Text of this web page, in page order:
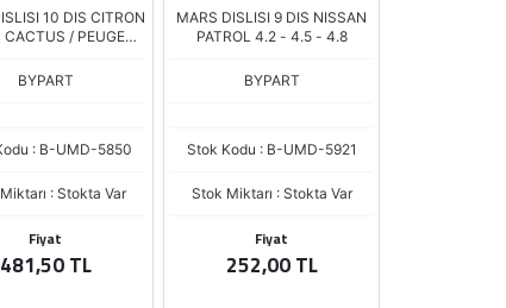
10 DIS CITRON
/ PEUGEOT
/ DODGE
BYPART
: B-UMD-5850
: Stokta Var
Fiyat
481,50 TL
MARS DISLISI 9 DIS NISSAN
PATROL 4.2 - 4.5 - 4.8
BYPART
Stok Kodu : B-UMD-5921
Stok Miktarı : Stokta Var
Fiyat
252,00 TL